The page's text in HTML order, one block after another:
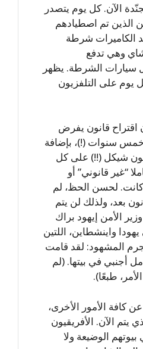
الآن. كل يوم يتصدر
الذين تم اصطيادهم
الكاميرات شرطة
وهي تدفع
سيارات الشرطة. يظهر
يوم على التلفزيون
اقتراح قانون يفرض
خمس سنوات (!)، بإضافة
شيكل (!!) على كل
“غير قانوني” أو
لحسن الحظ، لم
بعد، ولذلك لن يتم
الأمن إيهود براك
واينشطاين، اللتين
المشهود: لقد قامت
أجنبي في بيتها. (لم
طبعًا).
كافة الأمور الأخرى،
يتم الآن. الأفريقيون
الوضيعة ولا